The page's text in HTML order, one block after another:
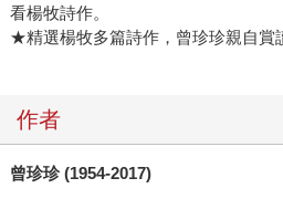
看楊牧詩作。
★精選楊牧多篇詩作，曾珍珍親自賞
作者
曾珍珍 (1954-2017)